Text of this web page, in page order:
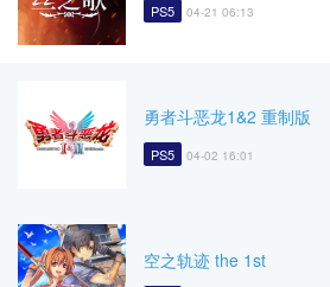
PS5 04-21 06:13
勇者斗恶龙1&2 重制版
PS5 04-02 16:01
空之轨迹 the 1st